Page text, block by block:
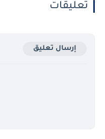
تعليقات
إرسال تعليق